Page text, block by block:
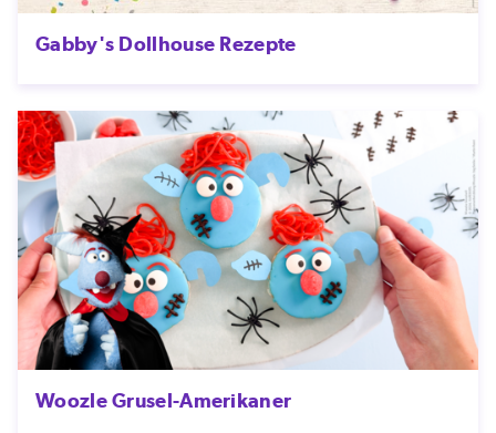
Gabby's Dollhouse Rezepte
Woozle Grusel-Amerikaner